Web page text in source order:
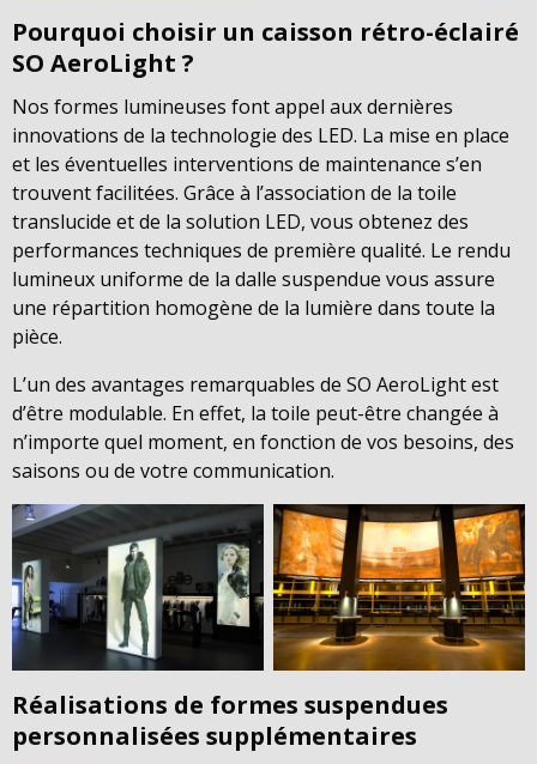
Pourquoi choisir un caisson rétro-éclairé
SO AeroLight ?
Nos formes lumineuses font appel aux dernières
innovations de la technologie des LED. La mise en place
et les éventuelles interventions de maintenance s’en
trouvent facilitées. Grâce à l’association de la toile
translucide et de la solution LED, vous obtenez des
performances techniques de première qualité. Le rendu
lumineux uniforme de la dalle suspendue vous assure
une répartition homogène de la lumière dans toute la
pièce.
L’un des avantages remarquables de SO AeroLight est
d’être modulable. En effet, la toile peut-être changée à
n’importe quel moment, en fonction de vos besoins, des
saisons ou de votre communication.
Réalisations de formes suspendues
personnalisées supplémentaires